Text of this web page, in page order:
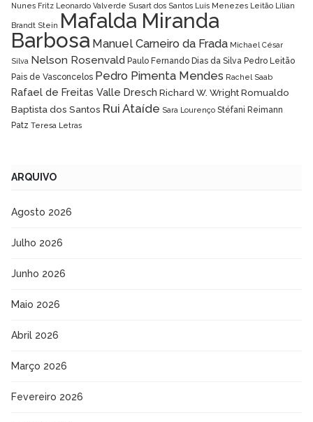
Nunes Fritz Leonardo Valverde Susart dos Santos Luís Menezes Leitão Lílian
Brandt Stein Mafalda Miranda
Barbosa Manuel Carneiro da Frada Michael César
Silva Nelson Rosenvald Paulo Fernando Dias da Silva Pedro Leitão
Pais de Vasconcelos Pedro Pimenta Mendes Rachel Saab
Rafael de Freitas Valle Dresch Richard W. WrightRomualdo
Baptista dos Santos Rui Ataíde Sara Lourenço Stéfani Reimann
Patz Teresa Letras
ARQUIVO
Agosto 2026
Julho 2026
Junho 2026
Maio 2026
Abril 2026
Março 2026
Fevereiro 2026